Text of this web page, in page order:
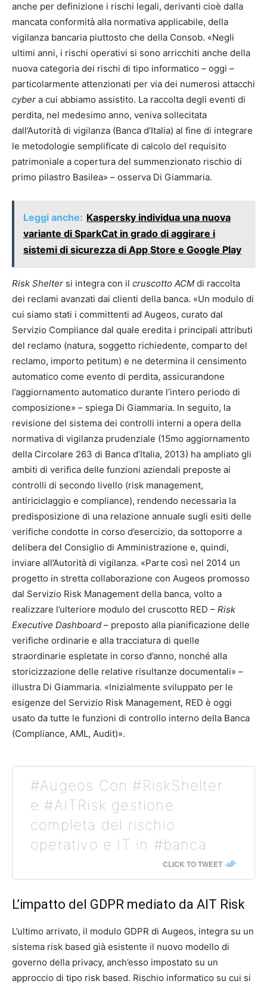
anche per definizione i rischi legali, derivanti cioè dalla
mancata conformità alla normativa applicabile, della
vigilanza bancaria piuttosto che della Consob. «Negli
ultimi anni, i rischi operativi si sono arricchiti anche della
nuova categoria dei rischi di tipo informatico – oggi –
particolarmente attenzionati per via dei numerosi attacchi
cyber a cui abbiamo assistito. La raccolta degli eventi di
perdita, nel medesimo anno, veniva sollecitata
dall’Autorità di vigilanza (Banca d’Italia) al fine di integrare
le metodologie semplificate di calcolo del requisito
patrimoniale a copertura del summenzionato rischio di
primo pilastro Basilea» – osserva Di Giammaria.
Leggi anche: Kaspersky individua una nuova
variante di SparkCat in grado di aggirare i
sistemi di sicurezza di App Store e Google Play
Risk Shelter si integra con il cruscotto ACM di raccolta
dei reclami avanzati dai clienti della banca. «Un modulo di
cui siamo stati i committenti ad Augeos, curato dal
Servizio Compliance dal quale eredita i principali attributi
del reclamo (natura, soggetto richiedente, comparto del
reclamo, importo petitum) e ne determina il censimento
automatico come evento di perdita, assicurandone
l’aggiornamento automatico durante l’intero periodo di
composizione» – spiega Di Giammaria. In seguito, la
revisione del sistema dei controlli interni a opera della
normativa di vigilanza prudenziale (15mo aggiornamento
della Circolare 263 di Banca d’Italia, 2013) ha ampliato gli
ambiti di verifica delle funzioni aziendali preposte ai
controlli di secondo livello (risk management,
antiriciclaggio e compliance), rendendo necessaria la
predisposizione di una relazione annuale sugli esiti delle
verifiche condotte in corso d’esercizio, da sottoporre a
delibera del Consiglio di Amministrazione e, quindi,
inviare all’Autorità di vigilanza. «Parte così nel 2014 un
progetto in stretta collaborazione con Augeos promosso
dal Servizio Risk Management della banca, volto a
realizzare l’ulteriore modulo del cruscotto RED – Risk
Executive Dashboard – preposto alla pianificazione delle
verifiche ordinarie e alla tracciatura di quelle
straordinarie espletate in corso d’anno, nonché alla
storicizzazione delle relative risultanze documentali» –
illustra Di Giammaria. «Inizialmente sviluppato per le
esigenze del Servizio Risk Management, RED è oggi
usato da tutte le funzioni di controllo interno della Banca
(Compliance, AML, Audit)».
#Augeos Con #RiskShelter
e #AITRisk gestione
completa del rischio
operativo e IT in #banca
CLICK TO TWEET
L’impatto del GDPR mediato da AIT Risk
L’ultimo arrivato, il modulo GDPR di Augeos, integra su un
sistema risk based già esistente il nuovo modello di
governo della privacy, anch’esso impostato su un
approccio di tipo risk based. Rischio informatico su cui si